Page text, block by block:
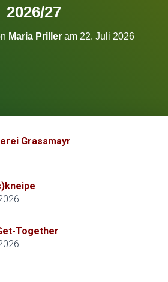
2026/27
Maria Priller am 22. Juli 2026
Grassmayr
Together